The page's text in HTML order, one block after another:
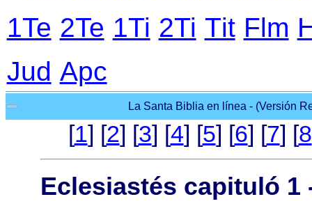
1Te 2Te 1Ti 2Ti Тit Flm
Jud Apc
La Santa Biblia en línea - (Versión
[1] [2] [3] [4] [5] [6] [7] [8
Eclesiastés capituló 1